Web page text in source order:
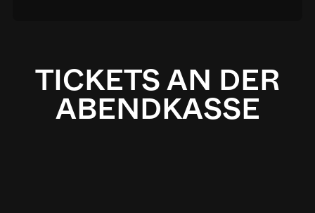
TICKETS AN DER
ABENDKASSE